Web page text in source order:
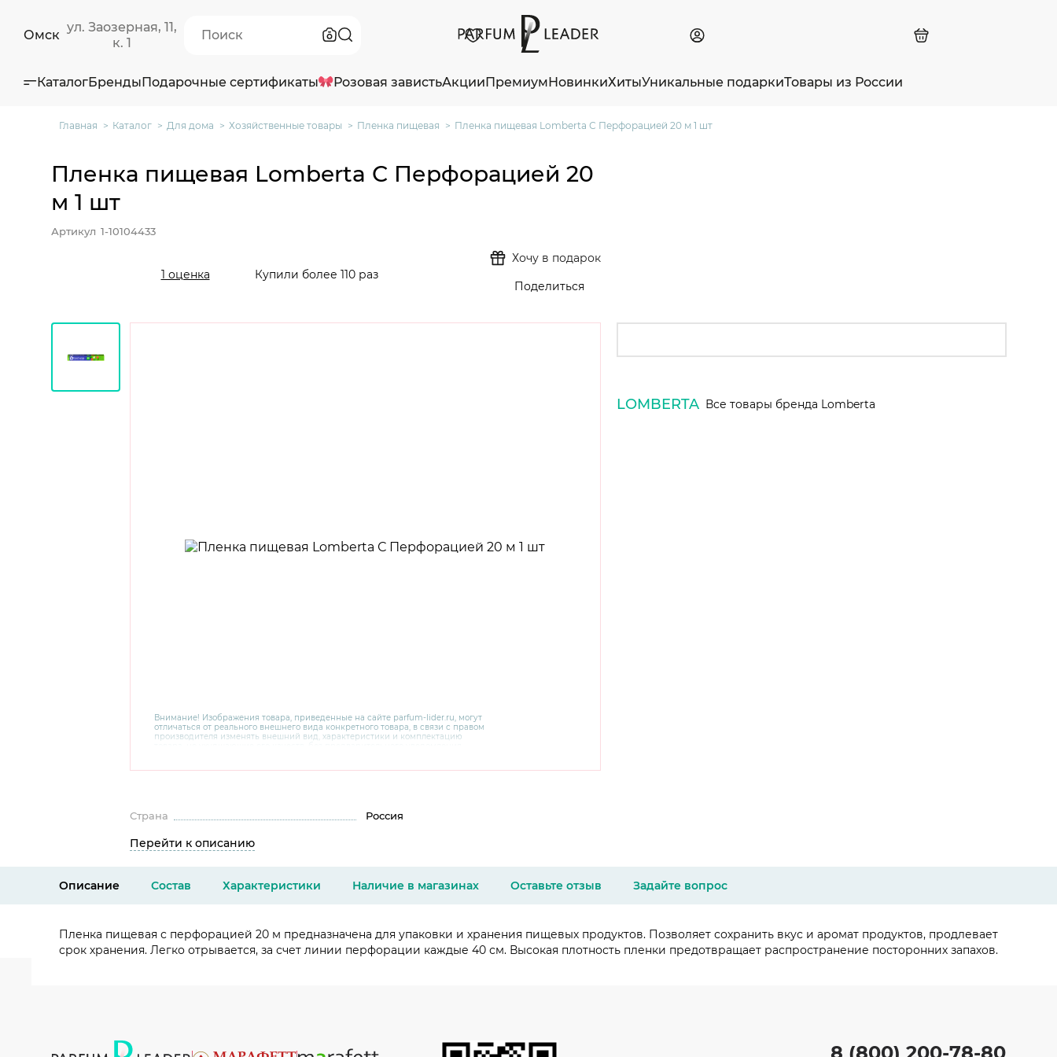
Омск
ул. Заозерная, 11,
к. 1
КаталогБрендыПодарочные сертификаты Розовая завистьАкцииПремиумНовинкиХитыУникальные подаркиТовары из России
Главная Каталог Для дома Хозяйственные товары Пленка пищевая Пленка пищевая Lomberta С Перфорацией 20 м 1 шт
Внимание! Изображения товара, приведенные на сайте parfum-lider.ru, могут
отличаться от реального внешнего вида конкретного товара, в связи с правом
производителя изменять внешний вид, характеристики и комплектацию
консультантов по номеру 8 800 200 78 80.
Пленка пищевая Lomberta С Перфорацией 20
м 1 шт
Артикул 1-10104433
1 оценка Купили более 110 раз
Хочу в подарок
Поделиться
Страна Россия
Перейти к описанию
LOMBERTA Все товары бренда Lomberta
Описание Состав Характеристики Наличие в магазинах Оставьте отзыв Задайте вопрос
Пленка пищевая с перфорацией 20 м предназначена для упаковки и хранения пищевых продуктов. Позволяет сохранить вкус и аромат продуктов, продлевает
срок хранения. Легко отрывается, за счет линии перфорации каждые 40 см. Высокая плотность пленки предотвращает распространение посторонних запахов.